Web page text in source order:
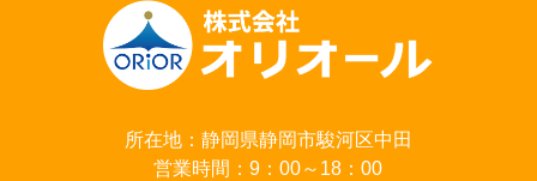
所在地：静岡県静岡市駿河区中田
営業時間：9：00～18：00